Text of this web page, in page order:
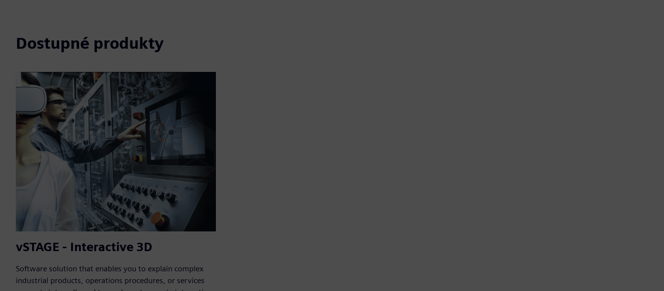
Dostupné produkty
vSTAGE - Interactive 3D
Software solution that enables you to explain complex
industrial products, operations procedures, or services